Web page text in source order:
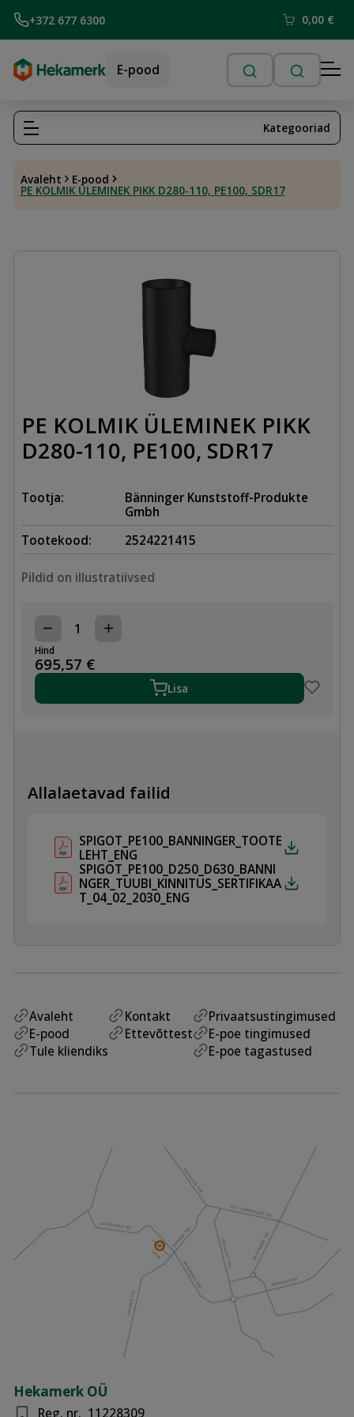
+372 677 6300 0,00 €
E-pood
Avaleht E-pood
PE KOLMIK ÜLEMINEK PIKK D280-110, PE100, SDR17
Kategooriad
PE KOLMIK ÜLEMINEK PIKK
D280-110, PE100, SDR17
Tootja:
Bänninger Kunststoff-Produkte
Gmbh
Tootekood:
2524221415
Pildid on illustratiivsed
PE
KOLMIK
ÜLEMINEK
PIKK
110,
Hind
695,57 €
Lisa
Allalaetavad failid
SPIGOT_PE100_BANNINGER_TOOTE
LEHT_ENG
SPIGOT_PE100_D250_D630_BANNI
NGER_TUUBI_KINNITUS_SERTIFIKAA
T_04_02_2030_ENG
Avaleht
E-pood
Tule kliendiks
Kontakt
Ettevõttest
Privaatsustingimused
E-poe tingimused
E-poe tagastused
Hekamerk OÜ
Reg. nr. 11228309